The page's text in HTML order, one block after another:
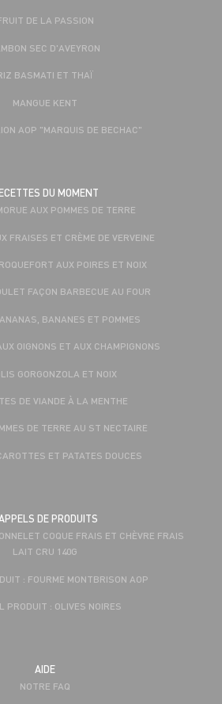
DE LA PASSION
SEC D'AVEYRON
BASMATI ET THAÏ
MANGUE KENT
AOP "MARQUIS DE BECHAC"
DU MOMENT
AUX POMMES DE TERRE
FRAISES ET CRÈME DE VERVEINE
AUX POIRES ET NOIX
FAÇON BARBECUE AU FOUR
BANANES ET POMMES
OIGNONS ET AUX CHAMPIGNONS
GORGONZOLA ET NOIX
DE VIANDE À LA MENTHE
DE TERRE AU ST NECTAIRE
ET PATATES DOUCES
DE PRODUITS
COQUE FRAIS ET CHÈVRE FRAIS
LAIT CRU 140G
: FOURME MONTBRISON AOP
PRODUIT : OLIVES NOIRES
AIDE
NOTRE FAQ